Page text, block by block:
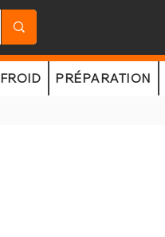
FROID PRÉPARATION